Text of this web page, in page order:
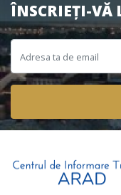
ÎNSCRIEȚI-VĂ